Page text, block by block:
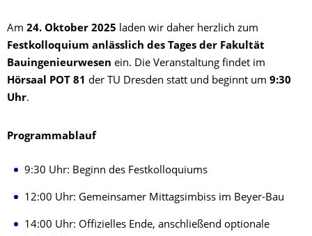
Am 24. Oktober 2025 laden wir daher herzlich zum
Festkolloquium anlässlich des Tages der Fakultät
Bauingenieurwesen ein. Die Veranstaltung findet im
Hörsaal POT 81 der TU Dresden statt und beginnt um 9:30
Uhr.
Programmablauf
9:30 Uhr: Beginn des Festkolloquiums
12:00 Uhr: Gemeinsamer Mittagsimbiss im Beyer-Bau
14:00 Uhr: Offizielles Ende, anschließend optionale